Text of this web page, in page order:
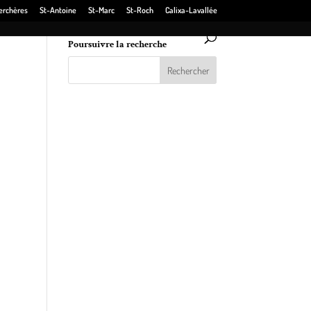
St-Antoine St-Marc St-Roch Calixa-Lavallée
Poursuivre la recherche